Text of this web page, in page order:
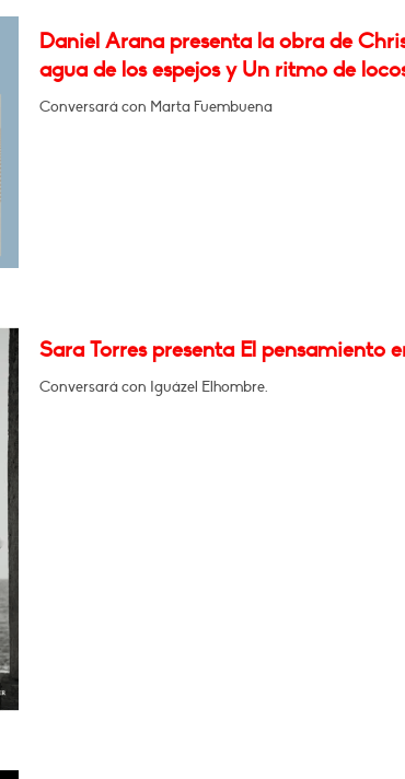
Daniel Arana presenta la obra de
agua de los espejos y Un ritmo de
Conversará con Marta Fuembuena
Sara Torres presenta El pensamiento
Conversará con Iguázel Elhombre.